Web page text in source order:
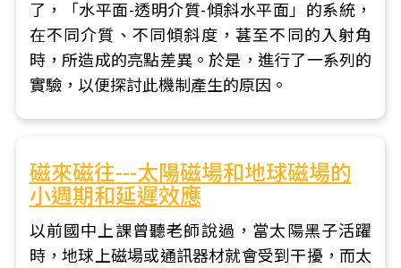
了，「水平面-透明介質-傾斜水平面」的系統，
在不同介質、不同傾斜度，葚至不同的入射角
時，所造成的亮點差異。於是，進行了一系列的
實驗，以便探討此機制產生的原因。
磁來磁往---太陽磁場和地球磁場的
小週期和延遲效應
以前國中上課曾聽老師說過，當太陽黑子活躍
時，地球上磁場或通訊器材就會受到干擾，而太